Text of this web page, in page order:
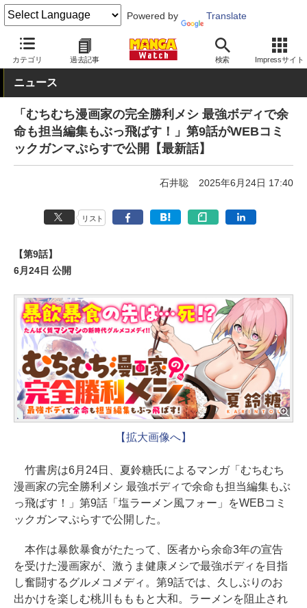
Powered by Translate
カテゴリ 過去記事 検索 Impressサイト
MANGA Watch Web/アプリ
ニュース
「むちむち漫画家の完全勝利メシ 最強ボディで余
命も担当編集もぶっ飛ばす！」第9話がWEBコミ
ックガンマぷらすで公開【最新話】
石井聡 2025年6月24日 17:40
リスト
【第9話】
6月24日 公開
【拡大画像へ】
竹書房は6月24日、夏鈴糖氏によるマンガ「むちむち
漫画家の完全勝利メシ 最強ボディで余命も担当編集もぶ
っ飛ばす！」第9話「塩ラーメン風フォー」をWEBコミ
ックガンマぷらすで公開した。
本作は暴飲暴食がたたって、医者から余命3年の宣告
を受けた漫画家が、激うま健康メシで最強ボディを目指
し奮闘するグルメコメディ。第9話では、久しぶりのお
出かけを楽しむ桃川もももと大和。ラーメンを阻止され